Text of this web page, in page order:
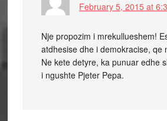
February 5, 2015 at
Nje propozim i mrekullueshem!
atdhesise dhe i demokracise, qe
Ne kete detyre, ka punuar edhe
i ngushte Pjeter Pepa.